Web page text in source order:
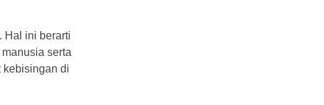
Hal ini berarti
serta
kebisingan di